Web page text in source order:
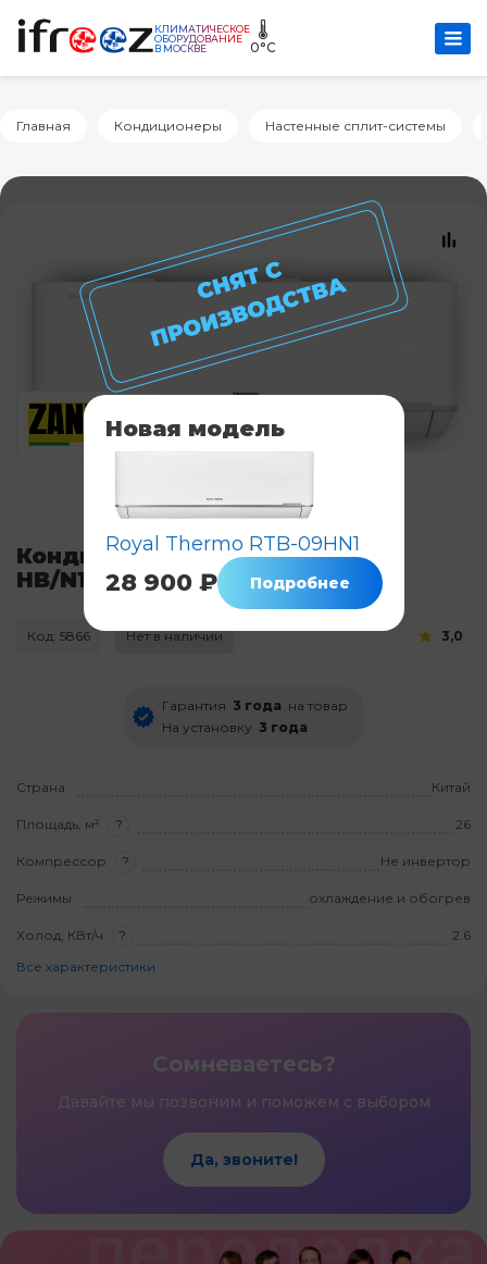
КЛИМАТИЧЕСКОЕ
ОБОРУДОВАНИЕ
В МОСКВЕ
🌡️
0°C
Главная Кондиционеры Настенные сплит-системы
Кондиционер Zanussi ZACS-09
HB/N1
Код: 5866 Нет в наличии 3,0
Гарантия 3 года на товар
На установку 3 года
Страна Китай
Площадь, м² ? 26
Компрессор ? Не инвертор
Режимы охлаждение и обогрев
Холод, КВт/ч ?
2.6
Все характеристики
Сомневаетесь?
Давайте мы позвоним и поможем с выбором
Да, звоните!
Новая модель
Royal Thermo RTB-09HN1
28 900 ₽ Подробнее